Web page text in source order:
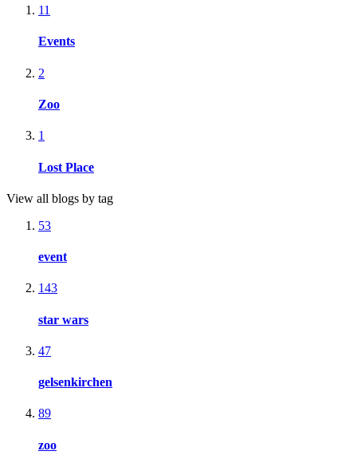
11
Events
2
Zoo
1
Lost Place
View all blogs by tag
53
event
143
star wars
47
gelsenkirchen
89
zoo